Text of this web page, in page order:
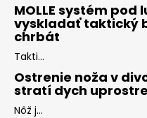
MOLLE systém pod
vyskladať taktický
chrbát
Takti...
Ostrenie noža v
stratí dych
Nôž j...